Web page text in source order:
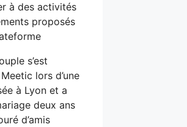
à des activités
proposés
s’est
lors d’une
à Lyon et a
deux ans
d’amis